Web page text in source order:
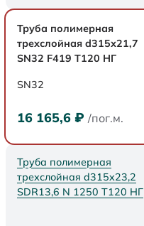
Труба полимерная
трехслойная d315х21,7
SN32 F419 Т120 НГ
SN32
16 165,6 ₽ /пог.м.
Труба полимерная
трехслойная d315x23,2
SDR13,6 N 1250 Т120 НГ